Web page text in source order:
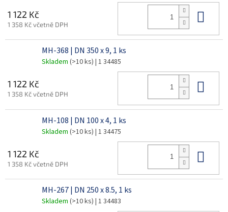
1 122 Kč
1 358 Kč včetně DPH
MH-368 | DN 350 x 9, 1 ks
Skladem (>10 ks) | 1 34485
1 122 Kč
1 358 Kč včetně DPH
MH-108 | DN 100 x 4, 1 ks
Skladem (>10 ks) | 1 34475
1 122 Kč
1 358 Kč včetně DPH
MH-267 | DN 250 x 8.5, 1 ks
Skladem (>10 ks) | 1 34483